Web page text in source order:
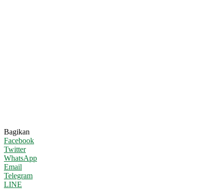
Bagikan
Facebook
Twitter
WhatsApp
Email
Telegram
LINE